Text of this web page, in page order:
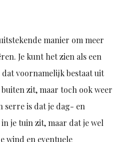
manier om meer
Je kunt het zien als een
dat voornamelijk bestaat uit
zit, maar toch ook weer
serre is dat je dag- en
je tuin zit, maar dat je wel
wind en eventuele